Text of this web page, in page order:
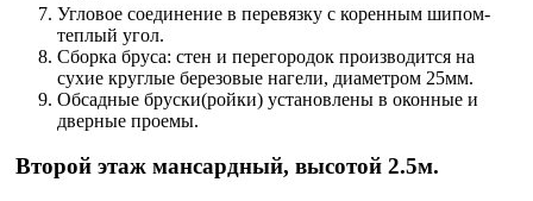
Угловое соединение в перевязку с коренным шипом-
теплый угол.
Сборка бруса: стен и перегородок производится на
сухие круглые березовые нагели, диаметром 25мм.
Обсадные бруски(ройки) установлены в оконные и
дверные проемы.
Второй этаж мансардный, высотой 2.5м.